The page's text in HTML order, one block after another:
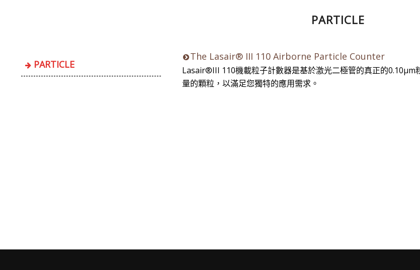
PARTICLE
PARTICLE
The Lasair® III 110 Airborne Particle Counter
Lasair®III 110機載粒子計數器是基於激光二極管的真正的0.10μm
量的顆粒，以滿足您獨特的應用需求。